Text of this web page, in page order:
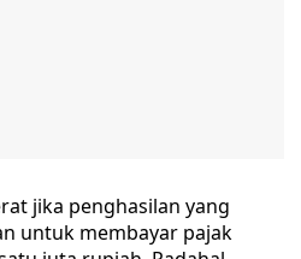
jika penghasilan yang
untuk membayar pajak